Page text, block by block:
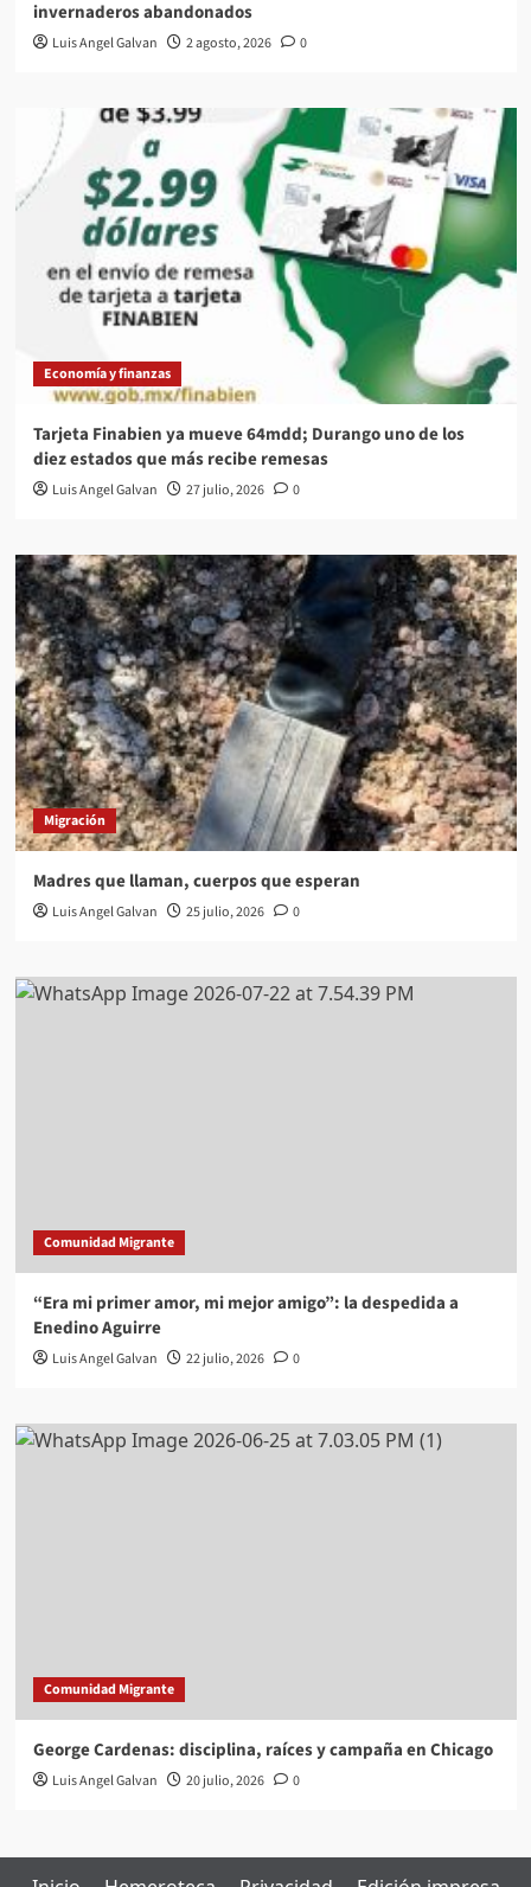
invernaderos abandonados
Luis Angel Galvan 2 agosto, 2026 0
Economía y finanzas
Tarjeta Finabien ya mueve 64mdd; Durango uno de los
diez estados que más recibe remesas
Luis Angel Galvan 27 julio, 2026 0
Migración
Madres que llaman, cuerpos que esperan
Luis Angel Galvan 25 julio, 2026 0
Comunidad Migrante
“Era mi primer amor, mi mejor amigo”: la despedida a
Enedino Aguirre
Luis Angel Galvan 22 julio, 2026 0
Comunidad Migrante
George Cardenas: disciplina, raíces y campaña en Chicago
Luis Angel Galvan 20 julio, 2026 0